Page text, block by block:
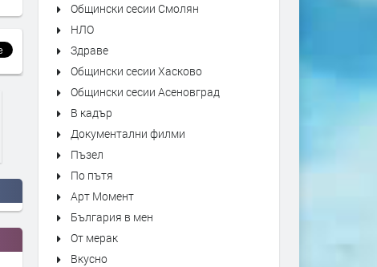
Общински сесии Смолян
НЛО
Здраве
Общински сесии Хасково
Общински сесии Асеновград
В кадър
Документални филми
Пъзел
По пътя
Арт Момент
България в мен
От мерак
Вкусно